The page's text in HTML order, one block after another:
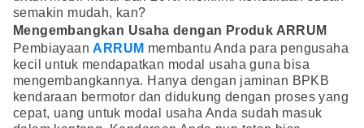
semakin mudah, kan?
Mengembangkan Usaha dengan Produk ARRUM
PembiayaanARRUM membantu Anda para pengusaha
kecil untuk mendapatkan modal usaha guna bisa
mengembangkannya. Hanya dengan jaminan BPKB
kendaraan bermotor dan didukung dengan proses yang
cepat, uang untuk modal usaha Anda sudah masuk